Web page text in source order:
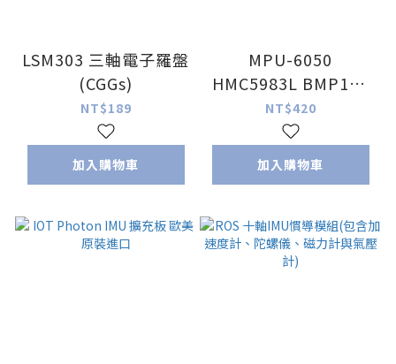
LSM303 三軸電子羅盤
(CGGs)
NT$189
加入購物車
MPU-6050
HMC5983L BMP180
10DOF 飛控感測器模
組
NT$420
加入購物車